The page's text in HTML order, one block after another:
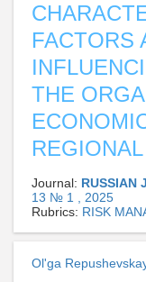
FACTORS
THE
Journal: RUSSIAN
13 № 1 , 2025
Rubrics: RISK
Ol'ga